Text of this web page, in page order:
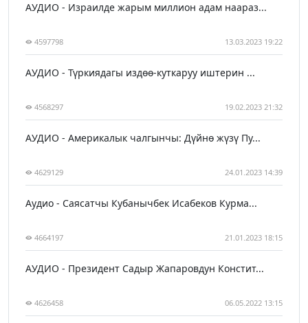
АУДИО - Израилде жарым миллион адам наараз...
4597798 13.03.2023 19:22
АУДИО - Түркиядагы издөө-куткаруу иштерин ...
4568297 19.02.2023 21:32
АУДИО - Америкалык чалгынчы: Дүйнө жүзү Пу...
4629129 24.01.2023 14:39
Аудио - Саясатчы Кубанычбек Исабеков Курма...
4664197 21.01.2023 18:15
АУДИО - Президент Садыр Жапаровдун Констит...
4626458 06.05.2022 13:15